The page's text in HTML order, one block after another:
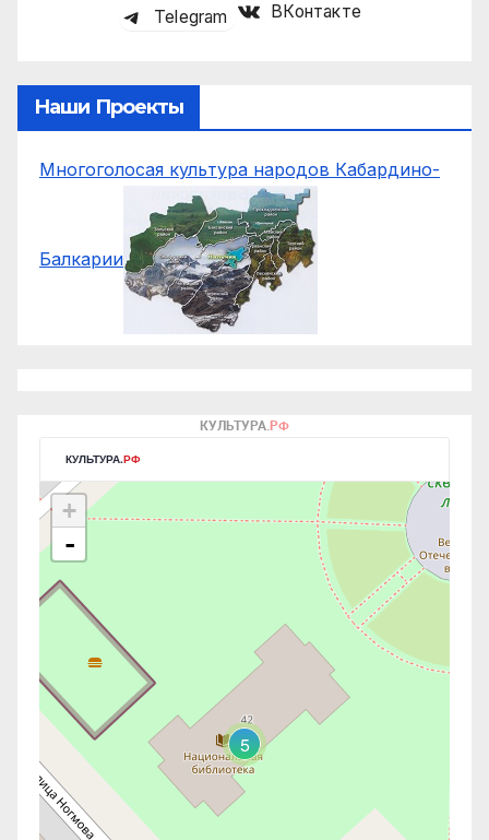
Telegram ВКонтакте
Наши Проекты
Многоголосая культура народов Кабардино-
Балкарии